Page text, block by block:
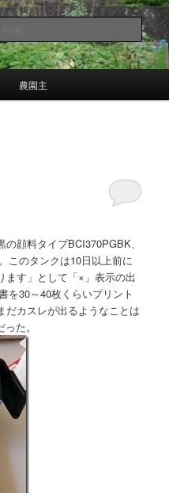
検
索
農園主
料タイプBCI370PGBK、
このタンクは10日以上前に
ます」として「×」表示の出
を30～40枚くらいプリント
だカスレが出るようなことは
た。